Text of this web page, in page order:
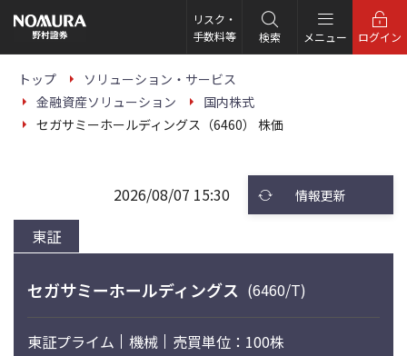
の
ー
リスク・
手数料等
検索 メニュー ログイン
トップ
ソリューション・サービス
金融資産ソリューション
国内株式
セガサミーホールディングス（6460） 株価
東証
2026/08/07 15:30 情報更新
セガサミーホールディングス (6460/T)
東証プライム 機械 売買単位：100株